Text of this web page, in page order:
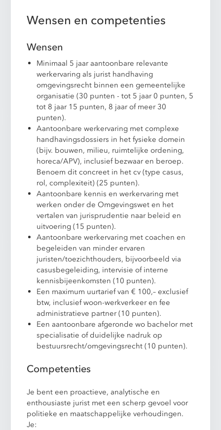
Wensen en competenties
Wensen
Minimaal 5 jaar aantoonbare relevante
werkervaring als jurist handhaving
omgevingsrecht binnen een gemeentelijke
organisatie (30 punten - tot 5 jaar 0 punten, 5
tot 8 jaar 15 punten, 8 jaar of meer 30
punten).
Aantoonbare werkervaring met complexe
handhavingsdossiers in het fysieke domein
(bijv. bouwen, milieu, ruimtelijke ordening,
horeca/APV), inclusief bezwaar en beroep.
Benoem dit concreet in het cv (type casus,
rol, complexiteit) (25 punten).
Aantoonbare kennis en werkervaring met
werken onder de Omgevingswet en het
vertalen van jurisprudentie naar beleid en
uitvoering (15 punten).
Aantoonbare werkervaring met coachen en
begeleiden van minder ervaren
juristen/toezichthouders, bijvoorbeeld via
casusbegeleiding, intervisie of interne
kennisbijeenkomsten (10 punten).
Een maximum uurtarief van € 100,– exclusief
btw, inclusief woon-werkverkeer en fee
administratieve partner (10 punten).
Een aantoonbare afgeronde wo bachelor met
specialisatie of duidelijke nadruk op
bestuursrecht/omgevingsrecht (10 punten).
Competenties
Je bent een proactieve, analytische en
enthousiaste jurist met een scherp gevoel voor
politieke en maatschappelijke verhoudingen.
Je: